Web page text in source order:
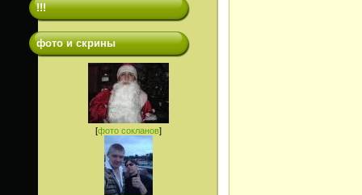
!!!
фото и скрины
[фото сокланов]